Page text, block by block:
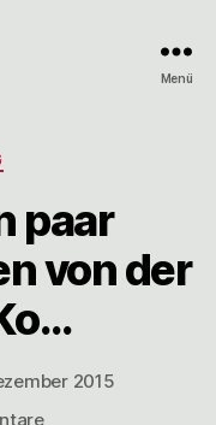
Menü
paar
von der
2015
zu